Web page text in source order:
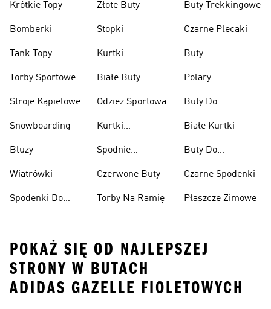
Krótkie Topy
Bomberki
Tank Topy
Torby Sportowe
Stroje Kąpielowe
Snowboarding
Bluzy
Wiatrówki
Spodenki Do
Złote Buty
Stopki
Kurtki
Białe Buty
Odzież Sportowa
Kurtki
Spodnie
Czerwone Buty
Torby Na Ramię
Buty Trekkingowe
Czarne Plecaki
Buty
Polary
Buty Do
Ciężarów
Białe Kurtki
Buty Do
Czarne Spodenki
Płaszcze Zimowe
POKAŻ SIĘ OD NAJLEPSZEJ
STRONY W BUTACH
ADIDAS GAZELLE FIOLETOWYCH